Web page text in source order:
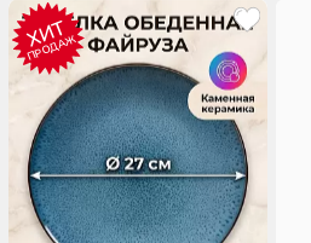
ХИТ
ПРОДАЖ